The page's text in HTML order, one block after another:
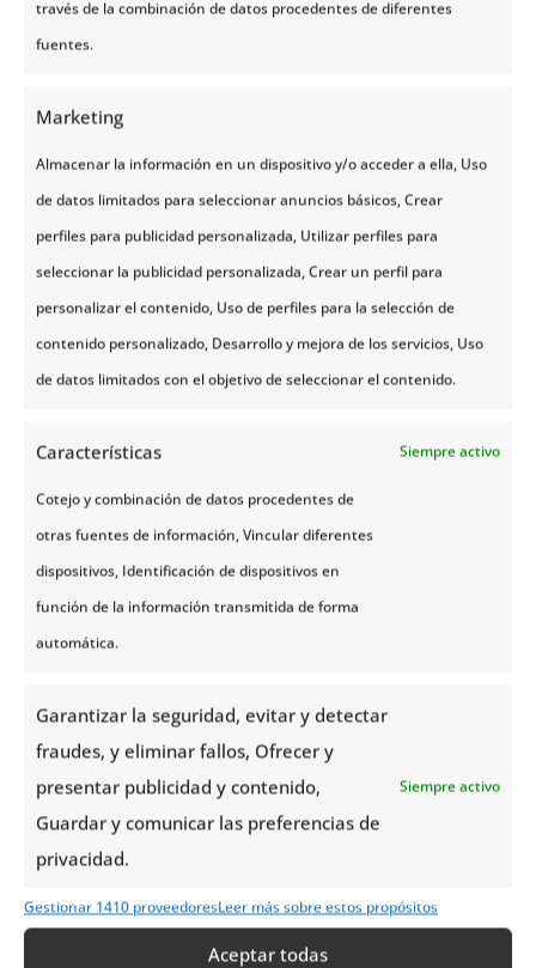
través de la combinación de datos procedentes de diferentes
fuentes.
Marketing
Almacenar la información en un dispositivo y/o acceder a ella, Uso
de datos limitados para seleccionar anuncios básicos, Crear
perfiles para publicidad personalizada, Utilizar perfiles para
seleccionar la publicidad personalizada, Crear un perfil para
personalizar el contenido, Uso de perfiles para la selección de
contenido personalizado, Desarrollo y mejora de los servicios, Uso
de datos limitados con el objetivo de seleccionar el contenido.
Características Siempre activo
Cotejo y combinación de datos procedentes de
otras fuentes de información, Vincular diferentes
dispositivos, Identificación de dispositivos en
función de la información transmitida de forma
automática.
Garantizar la seguridad, evitar y detectar
fraudes, y eliminar fallos, Ofrecer y
presentar publicidad y contenido,
Guardar y comunicar las preferencias de
privacidad.
Siempre activo
Gestionar 1410 proveedoresLeer más sobre estos propósitos
Aceptar todas
solía situarse en el lugar donde hoy reposasu
imponente figura.
La visita al parque incluye juegos y actividades
familia tiene una participación importante. Sin duda,
es una de las mejores
estrategias turísticas
llevar las leyendas nórdicas a los tiempos actuales y
vivas las
creencias sobre estos
gigantescos seres y su paso por nuestro mundo.
Son claras las razones por las que los Trolls en
principalesde las mágicas leyendas de la mitología
nórdica.
Se trata de una criatura que arropa un
encantador; aunque, según las leyendas, la raza
humana no podía confiarse de su comportamiento,
pues tenían grandes habilidades para robar.
Otras teorías afirman que algunos tipos de trolls
podían tener contacto con las personas sin llegar a
ser ofensivos y vivir de la actividad de las tierras y de
la elaboración de hermosas artesanías.
Lo cierto es que Noruega no deja de sorprender, sin
duda una tierra mágica cargada debellezas
indomables con una historia exquisita